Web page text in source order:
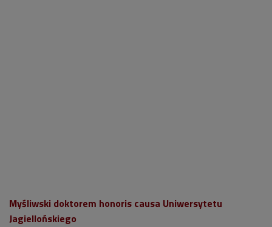
Myśliwski doktorem honoris causa Uniwersytetu
Jagiellońskiego